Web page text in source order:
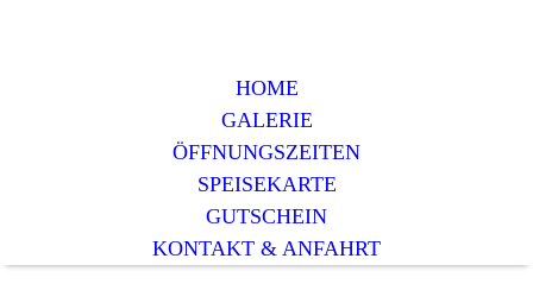
HOME
GALERIE
ÖFFNUNGSZEITEN
SPEISEKARTE
GUTSCHEIN
KONTAKT & ANFAHRT